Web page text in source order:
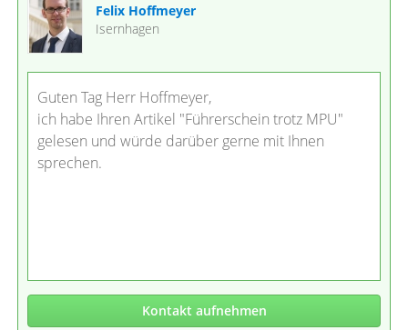
Felix Hoffmeyer
Isernhagen
Guten Tag Herr Hoffmeyer,
ich habe Ihren Artikel "Führerschein trotz MPU"
gelesen und würde darüber gerne mit Ihnen
sprechen.
Kontakt aufnehmen